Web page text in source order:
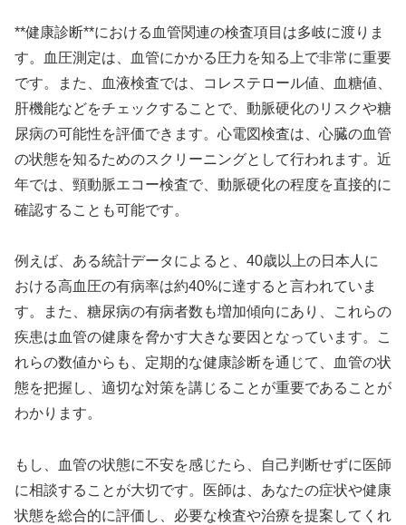
**健康診断**における血管関連の検査項目は多岐に渡りま
す。血圧測定は、血管にかかる圧力を知る上で非常に重要
です。また、血液検査では、コレステロール値、血糖値、
肝機能などをチェックすることで、動脈硬化のリスクや糖
尿病の可能性を評価できます。心電図検査は、心臓の血管
の状態を知るためのスクリーニングとして行われます。近
年では、頸動脈エコー検査で、動脈硬化の程度を直接的に
確認することも可能です。
例えば、ある統計データによると、40歳以上の日本人に
おける高血圧の有病率は約40%に達すると言われていま
す。また、糖尿病の有病者数も増加傾向にあり、これらの
疾患は血管の健康を脅かす大きな要因となっています。こ
れらの数値からも、定期的な健康診断を通じて、血管の状
態を把握し、適切な対策を講じることが重要であることが
わかります。
もし、血管の状態に不安を感じたら、自己判断せずに医師
に相談することが大切です。医師は、あなたの症状や健康
状態を総合的に評価し、必要な検査や治療を提案してくれ